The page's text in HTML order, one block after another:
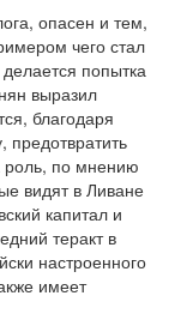
опасен и тем,
чего стал
попытка
выразил
благодаря
роль, по мнению
видят в Ливане
капитал и
теракт в
настроенного
имеет